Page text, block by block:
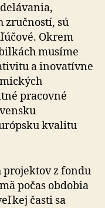
zručností, sú
Okrem
musíme
a inovatívne
pracovné
kvalitu
projektov z fondu
počas obdobia
časti sa